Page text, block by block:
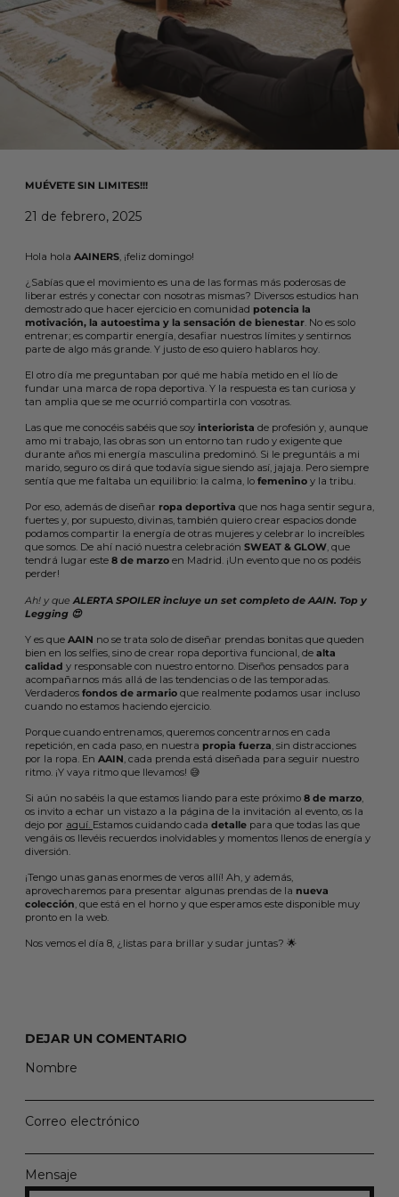
MUÉVETE SIN LIMITES!!!
21 de febrero, 2025
Hola hola AAINERS, ¡feliz domingo!
¿Sabías que el movimiento es una de las formas más poderosas de
liberar estrés y conectar con nosotras mismas? Diversos estudios han
demostrado que hacer ejercicio en comunidad potencia la
motivación, la autoestima y la sensación de bienestar. No es solo
entrenar; es compartir energía, desafiar nuestros límites y sentirnos
parte de algo más grande. Y justo de eso quiero hablaros hoy.
El otro día me preguntaban por qué me había metido en el lío de
fundar una marca de ropa deportiva. Y la respuesta es tan curiosa y
tan amplia que se me ocurrió compartirla con vosotras.
Las que me conocéis sabéis que soy interiorista de profesión y, aunque
amo mi trabajo, las obras son un entorno tan rudo y exigente que
durante años mi energía masculina predominó. Si le preguntáis a mi
marido, seguro os dirá que todavía sigue siendo así, jajaja. Pero siempre
sentía que me faltaba un equilibrio: la calma, lo femenino y la tribu.
Por eso, además de diseñar ropa deportiva que nos haga sentir segura,
fuertes y, por supuesto, divinas, también quiero crear espacios donde
podamos compartir la energía de otras mujeres y celebrar lo increíbles
que somos. De ahí nació nuestra celebración SWEAT & GLOW, que
tendrá lugar este 8 de marzo en Madrid. ¡Un evento que no os podéis
perder!
Ah! y queALERTA SPOILER incluye un set completo de AAIN. Top y
Legging 😍
Y es que AAIN no se trata solo de diseñar prendas bonitas que queden
bien en los selfies, sino de crear ropa deportiva funcional, de alta
calidad y responsable con nuestro entorno. Diseños pensados para
acompañarnos más allá de las tendencias o de las temporadas.
Verdaderos fondos de armario que realmente podamos usar incluso
cuando no estamos haciendo ejercicio.
Porque cuando entrenamos, queremos concentrarnos en cada
repetición, en cada paso, en nuestra propia fuerza, sin distracciones
por la ropa. En AAIN, cada prenda está diseñada para seguir nuestro
ritmo. ¡Y vaya ritmo que llevamos! 😅
Si aún no sabéis la que estamos liando para este próximo 8 de marzo,
os invito a echar un vistazo a la página de la invitación al evento, os la
dejo por aquí. Estamos cuidando cada detalle para que todas las que
vengáis os llevéis recuerdos inolvidables y momentos llenos de energía y
diversión.
¡Tengo unas ganas enormes de veros allí! Ah, y además,
aprovecharemos para presentar algunas prendas de la nueva
colección, que está en el horno y que esperamos este disponible muy
pronto en la web.
Nos vemos el día 8, ¿listas para brillar y sudar juntas? 🌟
DEJAR UN COMENTARIO
Nombre
Correo electrónico
Mensaje